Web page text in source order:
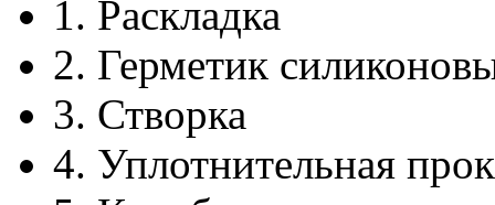
1. Раскладка
2. Герметик
3. Створка
4. Уплотнительная